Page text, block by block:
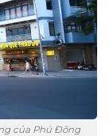
của Phú Đông